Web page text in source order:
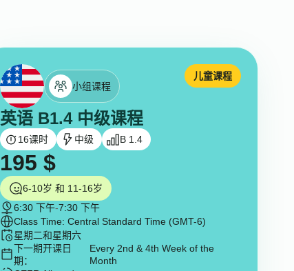
小组课程
英语 B1.4 中级课程
儿童课程
16课时 中级 B 1.4
195 $
6-10岁 和 11-16岁
6:30 下午-7:30 下午
Class Time: Central Standard Time (GMT-6)
星期二和星期六
下一期开课日
期：
Every 2nd & 4th Week of the
Month